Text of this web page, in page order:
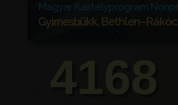
Magyar Kastélyprogram
Gyimesbükk,
legutolsó állapotában
helyreállítása, a bécsi
található, 1768-ban, 1854-
tervek alapján készült el.
4168